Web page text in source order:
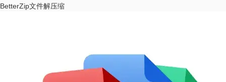
BetterZip文件解压缩